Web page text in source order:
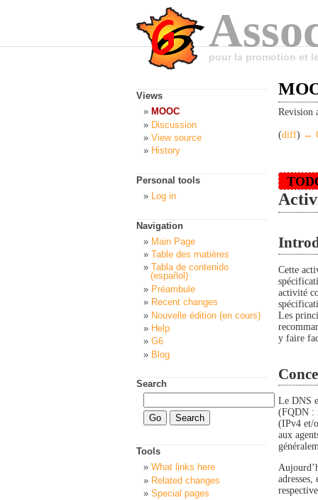
pour la promotion et
Revision
(diff) ←
Cette
activité
Les
y faire
Le DNS
(FQDN :
(IPv4 et/
aux
Views
MOOC
Discussion
View source
History
Personal tools
Log in
Navigation
Main Page
Table des matières
Tabla de contenido
(español)
Préambule
Recent changes
Nouvelle édition (en cours)
Help
G6
Blog
Search
Tools
What links here
Related changes
Special pages